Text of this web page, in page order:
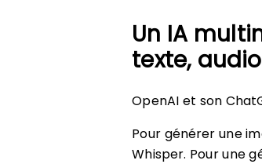
Un IA
texte,
OpenAI et son
Pour générer une
Whisper. Pour une